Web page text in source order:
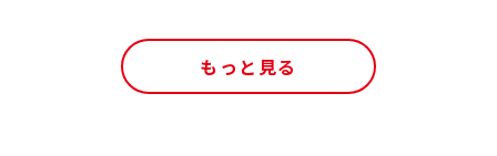
もっと見る